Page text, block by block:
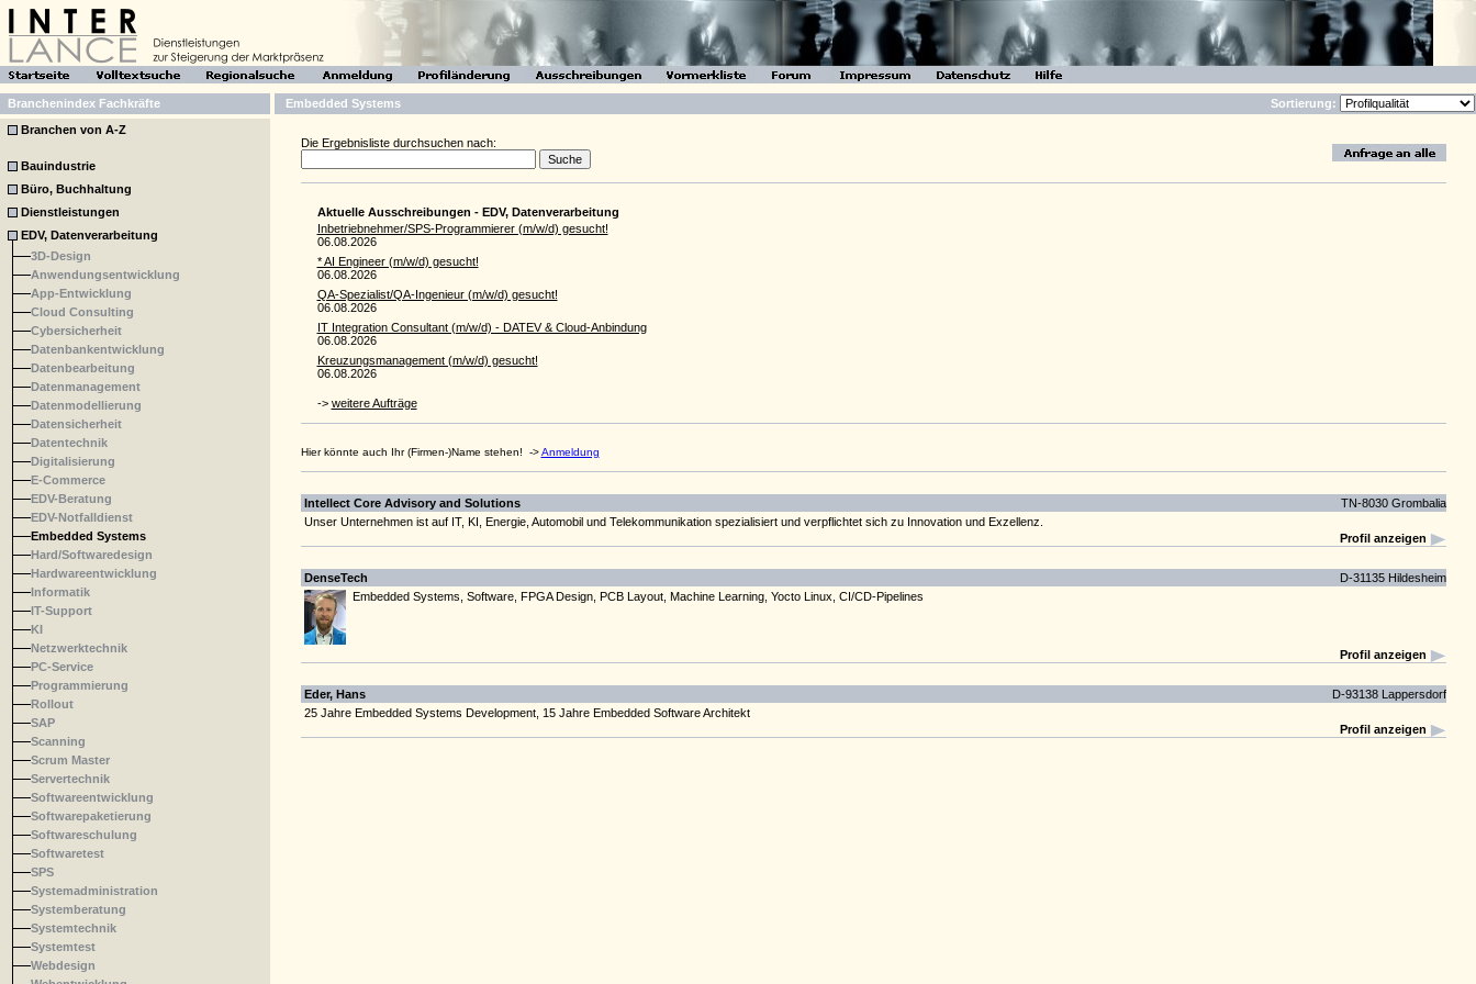
Branchenindex Fachkräfte Embedded Systems
Sortierung:
Branchen von A-Z
Bauindustrie
Büro, Buchhaltung
Dienstleistungen
EDV, Datenverarbeitung
3D-Design
Anwendungsentwicklung
App-Entwicklung
Cloud Consulting
Cybersicherheit
Datenbankentwicklung
Datenbearbeitung
Datenmanagement
Datenmodellierung
Datensicherheit
Datentechnik
Digitalisierung
E-Commerce
EDV-Beratung
EDV-Notfalldienst
Embedded Systems
Hard/Softwaredesign
Hardwareentwicklung
Informatik
IT-Support
KI
Netzwerktechnik
PC-Service
Programmierung
Rollout
SAP
Scanning
Scrum Master
Servertechnik
Softwareentwicklung
Softwarepaketierung
Softwareschulung
Softwaretest
SPS
Systemadministration
Systemberatung
Systemtechnik
Systemtest
Webdesign
Die Ergebnisliste durchsuchen nach:
Aktuelle Ausschreibungen - EDV, Datenverarbeitung
Inbetriebnehmer/SPS-Programmierer (m/w/d) gesucht!
06.08.2026
* AI Engineer (m/w/d) gesucht!
06.08.2026
QA-Spezialist/QA-Ingenieur (m/w/d) gesucht!
06.08.2026
IT Integration Consultant (m/w/d) - DATEV & Cloud-Anbindung
06.08.2026
Kreuzungsmanagement (m/w/d) gesucht!
06.08.2026
-> weitere Aufträge
Hier könnte auch Ihr (Firmen-)Name stehen! ->Anmeldung
Intellect Core Advisory and Solutions
TN-8030 Grombalia
Unser Unternehmen ist auf IT, KI, Energie, Automobil und Telekommunikation spezialisiert und verpflichtet sich zu Innovation und Exzellenz.
Profil anzeigen
DenseTech
D-31135 Hildesheim
Embedded Systems, Software, FPGA Design, PCB Layout, Machine Learning, Yocto Linux, CI/CD-Pipelines
Profil anzeigen
Eder, Hans
D-93138 Lappersdorf
25 Jahre Embedded Systems Development, 15 Jahre Embedded Software Architekt
Profil anzeigen